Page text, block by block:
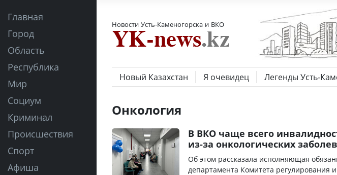
Главная
Город
Область
Республика
Мир
Социум
Криминал
Происшествия
Спорт
Афиша
Новости Усть-Каменогорска и ВКО
Новый Казахстан Я очевидец Легенды Усть-
Онкология
В ВКО чаще всего
из-за онкологических
Об этом рассказала исполняющая
департамента Комитета регулирования